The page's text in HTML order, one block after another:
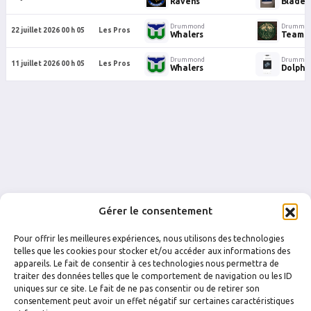
Gérer le consentement
Pour offrir les meilleures expériences, nous utilisons des technologies
telles que les cookies pour stocker et/ou accéder aux informations des
appareils. Le fait de consentir à ces technologies nous permettra de
traiter des données telles que le comportement de navigation ou les ID
uniques sur ce site. Le fait de ne pas consentir ou de retirer son
consentement peut avoir un effet négatif sur certaines caractéristiques
22 juillet 2026 00 h 05 Les Pros
Drummond
Whalers Team
11 juillet 2026 00 h 05 Les Pros
Drummond
Whalers
FACEBOOK INSTAGRAM